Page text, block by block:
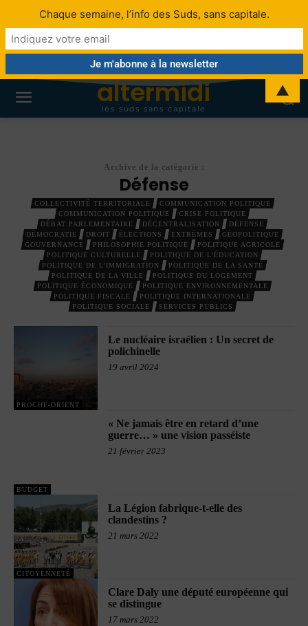
altermidi
les suds sans capitale
Archive de la catégorie :
Défense
COLLECTIVITÉ TERRITORIALE
COMMUNICATION POLITIQUE
COMMUNICATION POLITIQUE
CRISE POLITIQUE
DÉBAT PARLEMENTAIRE
DÉCENTRALISATION
DÉFENSE
DÉMOCRATIE
DROIT ÉLECTIONS EXTRÈMES
GÉOPOLITIQUE
GOUVERNANCE
PHILOSOPHIE POLITIQUE
POLITIQUE AGRICOLE
POLITIQUE CULTURELLE
POLITIQUE DE L'ÉDUCATION
POLITIQUE DE L'IMMIGRATION
POLITIQUE DE LA SANTÉ
POLITIQUE DE LA VILLE
POLITIQUE DU LOGEMENT
POLITIQUE ÉCONOMIQUE
POLITIQUE ENVIRONNEMENTALE
POLITIQUE FISCALE
POLITIQUE INTERNATIONALE
POLITIQUE SOCIALE
SERVICES PUBLICS
PROCHE-ORIENT
Le nucléaire israélien : Un secret de
polichinelle
19 avril 2024
BUDGET
« Ne jamais être en retard d’une
guerre… » une vision passéiste
21 février 2023
CITOYENNETÉ
La Légion fabrique-t-elle des
clandestins ?
21 mars 2022
Clare Daly une député européenne qui
se distingue
17 mars 2022
Chaque semaine, l’info des Suds, sans capitale.
▲